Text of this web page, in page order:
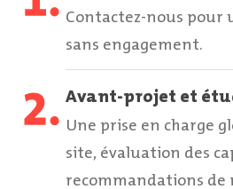
Contactez-nous pour
sans engagement.
Avant-projet et
Une prise en charge
site, évaluation des
recommandations de